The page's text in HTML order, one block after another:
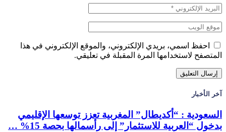
احفظ اسمي، بريدي الإلكتروني، والموقع الإلكتروني في هذا
المتصفح لاستخدامها المرة المقبلة في تعليقي.
آخر الأخبار
السعودية : “أكديطال” المغربية تعزز توسعها الإقليمي
بدخول “العربية للاستثمار” إلى رأسمالها بحصة 15% …